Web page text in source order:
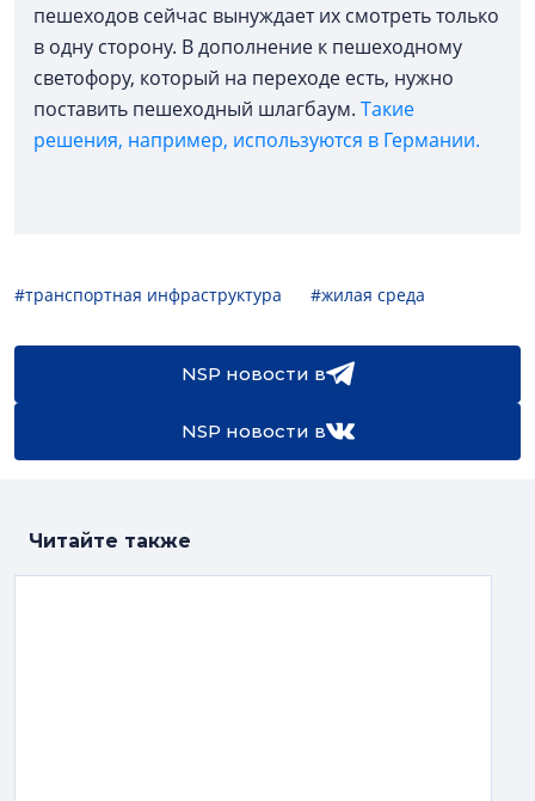
пешеходов сейчас вынуждает их смотреть только
в одну сторону. В дополнение к пешеходному
светофору, который на переходе есть, нужно
поставить пешеходный шлагбаум. Такие
решения, например, используются в Германии.
#транспортная инфраструктура #жилая среда
NSP новости в
NSP новости в
Читайте также